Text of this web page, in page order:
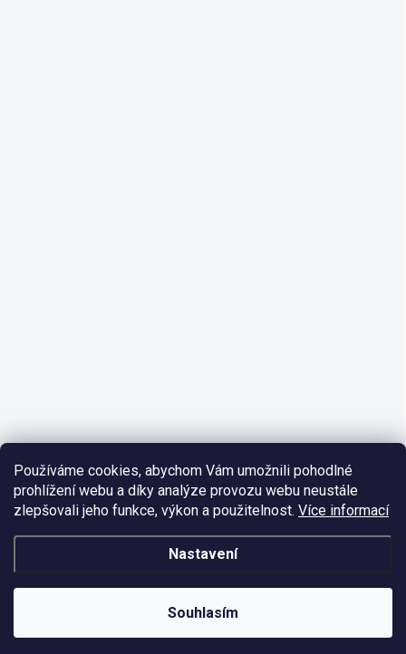
Používáme cookies, abychom Vám umožnili pohodlné
prohlížení webu a díky analýze provozu webu neustále
zlepšovali jeho funkce, výkon a použitelnost. Více informací
Nastavení
Souhlasím